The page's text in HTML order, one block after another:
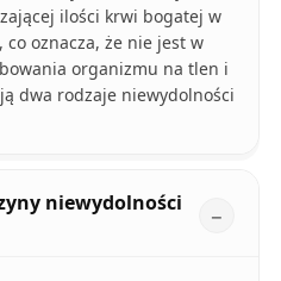
ilości krwi bogatej w
oznacza, że nie jest w
organizmu na tlen i
dwa rodzaje niewydolności
niewydolności